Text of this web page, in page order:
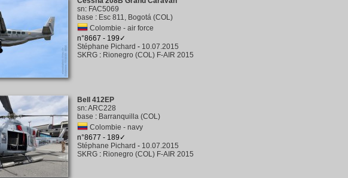
sn: FAC5069
base : Esc 811, Bogotá (COL)
Colombie - air force
n°8667 - 199✓
Stéphane Pichard - 10.07.2015
SKRG : Rionegro (COL) F-AIR 2015
Bell 412EP
sn:ARC228
base : Barranquilla (COL)
Colombie - navy
n°8677 - 189✓
Stéphane Pichard - 10.07.2015
SKRG : Rionegro (COL) F-AIR 2015